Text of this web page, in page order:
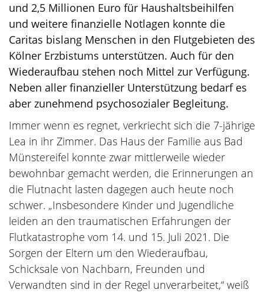
und 2,5 Millionen Euro für Haushaltsbeihilfen
und weitere finanzielle Notlagen konnte die
Caritas bislang Menschen in den Flutgebieten des
Kölner Erzbistums unterstützen. Auch für den
Wiederaufbau stehen noch Mittel zur Verfügung.
Neben aller finanzieller Unterstützung bedarf es
aber zunehmend psychosozialer Begleitung.
Immer wenn es regnet, verkriecht sich die 7-jährige
Lea in ihr Zimmer. Das Haus der Familie aus Bad
Münstereifel konnte zwar mittlerweile wieder
bewohnbar gemacht werden, die Erinnerungen an
die Flutnacht lasten dagegen auch heute noch
schwer. „Insbesondere Kinder und Jugendliche
leiden an den traumatischen Erfahrungen der
Flutkatastrophe vom 14. und 15. Juli 2021. Die
Sorgen der Eltern um den Wiederaufbau,
Schicksale von Nachbarn, Freunden und
Verwandten sind in der Regel unverarbeitet,“ weiß